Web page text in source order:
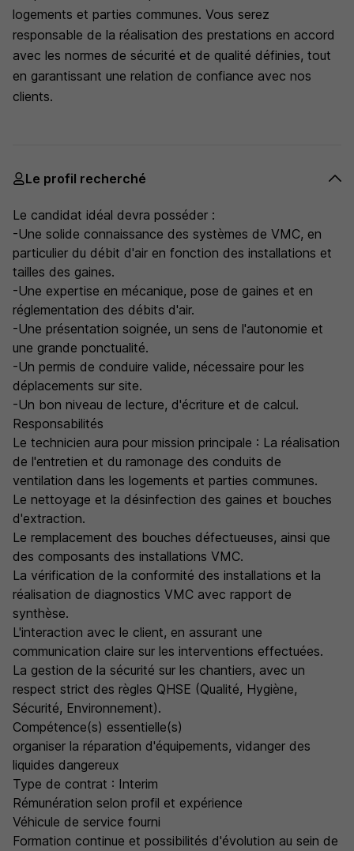
logements et parties communes. Vous serez
responsable de la réalisation des prestations en accord
avec les normes de sécurité et de qualité définies, tout
en garantissant une relation de confiance avec nos
clients.
Le profil recherché
Le candidat idéal devra posséder :
-Une solide connaissance des systèmes de VMC, en
particulier du débit d'air en fonction des installations et
tailles des gaines.
-Une expertise en mécanique, pose de gaines et en
réglementation des débits d'air.
-Une présentation soignée, un sens de l'autonomie et
une grande ponctualité.
-Un permis de conduire valide, nécessaire pour les
déplacements sur site.
-Un bon niveau de lecture, d'écriture et de calcul.
Responsabilités
Le technicien aura pour mission principale : La réalisation
de l'entretien et du ramonage des conduits de
ventilation dans les logements et parties communes.
Le nettoyage et la désinfection des gaines et bouches
d'extraction.
Le remplacement des bouches défectueuses, ainsi que
des composants des installations VMC.
La vérification de la conformité des installations et la
réalisation de diagnostics VMC avec rapport de
synthèse.
L'interaction avec le client, en assurant une
communication claire sur les interventions effectuées.
La gestion de la sécurité sur les chantiers, avec un
respect strict des règles QHSE (Qualité, Hygiène,
Sécurité, Environnement).
Compétence(s) essentielle(s)
organiser la réparation d'équipements, vidanger des
liquides dangereux
Type de contrat : Interim
Rémunération selon profil et expérience
Véhicule de service fourni
Formation continue et possibilités d'évolution au sein de